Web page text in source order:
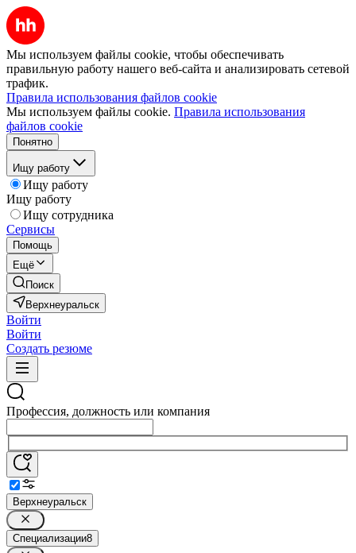
Мы используем файлы cookie, чтобы обеспечивать
правильную работу нашего веб-сайта и анализировать сетевой
трафик.
Правила использования файлов cookie
Мы используем файлы cookie. Правила использования
файлов cookie
Понятно
Ищу работу
Ищу работу
Ищу работу
Ищу сотрудника
Сервисы
Помощь
Ещё
Поиск
Верхнеуральск
Войти
Войти
Создать резюме
Профессия, должность или компания
Верхнеуральск
Специализации8